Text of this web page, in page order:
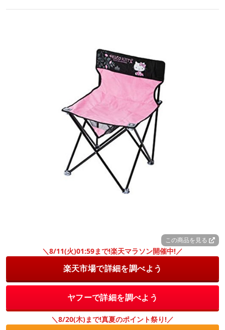
この商品を見る
＼8/11(火)01:59まで!楽天マラソン開催中!／
楽天市場で詳細を調べよう
ヤフーで詳細を調べよう
＼8/20(木)まで!真夏のポイント祭り!／